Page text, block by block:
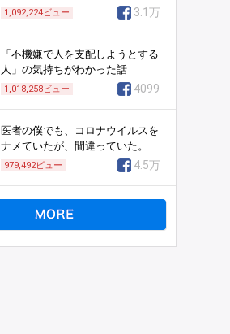
1,092,224ビュー 3.1万
「不機嫌で人を支配しようとする
人」の気持ちがわかった話
1,018,258ビュー 4099
医者の僕でも、コロナウイルスを
ナメていたが、間違っていた。
979,492ビュー 4.5万